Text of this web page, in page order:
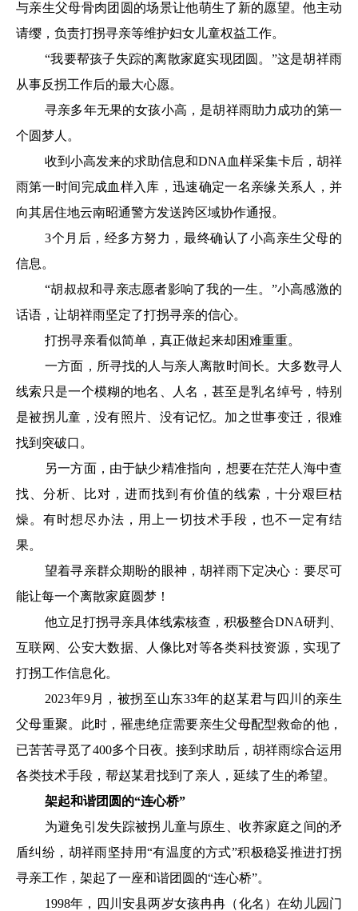
与亲生父母骨肉团圆的场景让他萌生了新的愿望。他主动
请缨，负责打拐寻亲等维护妇女儿童权益工作。
“我要帮孩子失踪的离散家庭实现团圆。”这是胡祥雨
从事反拐工作后的最大心愿。
寻亲多年无果的女孩小高，是胡祥雨助力成功的第一
个圆梦人。
收到小高发来的求助信息和DNA血样采集卡后，胡祥
雨第一时间完成血样入库，迅速确定一名亲缘关系人，并
向其居住地云南昭通警方发送跨区域协作通报。
3个月后，经多方努力，最终确认了小高亲生父母的
信息。
“胡叔叔和寻亲志愿者影响了我的一生。”小高感激的
话语，让胡祥雨坚定了打拐寻亲的信心。
打拐寻亲看似简单，真正做起来却困难重重。
一方面，所寻找的人与亲人离散时间长。大多数寻人
线索只是一个模糊的地名、人名，甚至是乳名绰号，特别
是被拐儿童，没有照片、没有记忆。加之世事变迁，很难
找到突破口。
另一方面，由于缺少精准指向，想要在茫茫人海中查
找、分析、比对，进而找到有价值的线索，十分艰巨枯
燥。有时想尽办法，用上一切技术手段，也不一定有结
果。
望着寻亲群众期盼的眼神，胡祥雨下定决心：要尽可
能让每一个离散家庭圆梦！
他立足打拐寻亲具体线索核查，积极整合DNA研判、
互联网、公安大数据、人像比对等各类科技资源，实现了
打拐工作信息化。
2023年9月，被拐至山东33年的赵某君与四川的亲生
父母重聚。此时，罹患绝症需要亲生父母配型救命的他，
已苦苦寻觅了400多个日夜。接到求助后，胡祥雨综合运用
各类技术手段，帮赵某君找到了亲人，延续了生的希望。
架起和谐团圆的“连心桥”
为避免引发失踪被拐儿童与原生、收养家庭之间的矛
盾纠纷，胡祥雨坚持用“有温度的方式”积极稳妥推进打拐
寻亲工作，架起了一座和谐团圆的“连心桥”。
1998年，四川安县两岁女孩冉冉（化名）在幼儿园门